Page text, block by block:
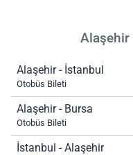
Alaşehir
Alaşehir - İstanbul
Otobüs Bileti
Alaşehir - Bursa
Otobüs Bileti
İstanbul - Alaşehir